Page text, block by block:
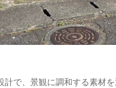
で、景観に調和する素材